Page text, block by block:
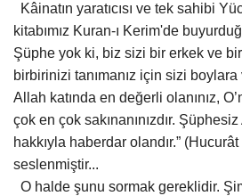
Kâinatın yaratıcısı ve tek sahibi
kitabımız Kuran-ı Kerim'de
Şüphe yok ki, biz sizi bir erkek ve
birbirinizi tanımanız için sizi boylara
Allah katında en değerli olanınız,
çok en çok sakınanınızdır.
hakkıyla haberdar olandır.”
seslenmiştir...
O halde şunu sormak gereklidir.